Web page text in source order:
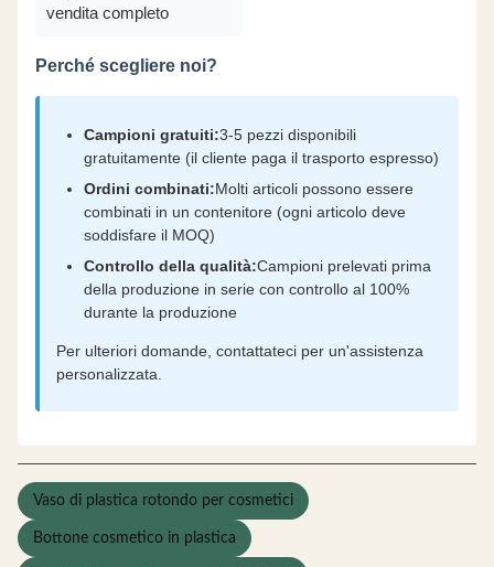
vendita completo
Perché scegliere noi?
Campioni gratuiti:3-5 pezzi disponibili
gratuitamente (il cliente paga il trasporto espresso)
Ordini combinati:Molti articoli possono essere
combinati in un contenitore (ogni articolo deve
soddisfare il MOQ)
Controllo della qualità:Campioni prelevati prima
della produzione in serie con controllo al 100%
durante la produzione
Per ulteriori domande, contattateci per un'assistenza
personalizzata.
Vaso di plastica rotondo per cosmetici
Bottone cosmetico in plastica